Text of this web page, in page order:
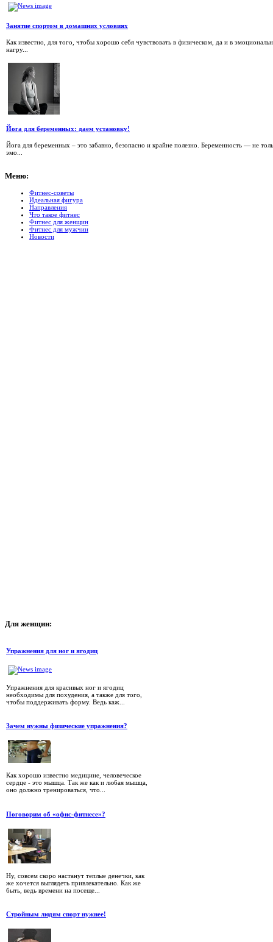
Занятие спортом в домашних условиях
Как известно, для того, чтобы хорошо себя чувствовать в физическом, да и в
нагру...
Йога для беременных: даем установку!
Йога для беременных – это забавно, безопасно и крайне полезно. Беременность — не
эмо...
Меню:
Фитнес-советы
Идеальная фигура
Направления
Что такое фитнес
Фитнес для женщин
Фитнес для мужчин
Новости
Для женщин:
Упражнения для ног и ягодиц
Упражнения для красивых ног и ягодиц
необходимы для похудения, а также для того,
чтобы поддерживать форму. Ведь каж...
Зачем нужны физические упражнения?
Как хорошо известно медицине, человеческое
сердце - это мышца. Так же как и любая мышца,
оно должно тренироваться, что...
Поговорим об «офис-фитнесе»?
Ну, совсем скоро настанут теплые денечки, как
же хочется выглядеть привлекательно. Как же
быть, ведь времени на посеще...
Стройным людям спорт нужнее!